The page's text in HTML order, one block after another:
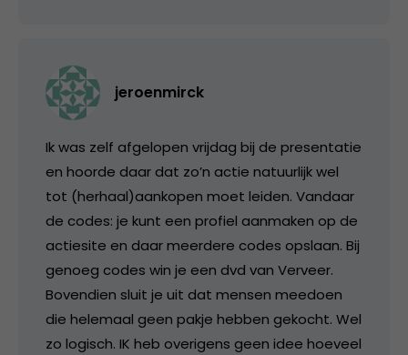
jeroenmirck
Ik was zelf afgelopen vrijdag bij de presentatie
en hoorde daar dat zo’n actie natuurlijk wel
tot (herhaal)aankopen moet leiden. Vandaar
de codes: je kunt een profiel aanmaken op de
actiesite en daar meerdere codes opslaan. Bij
genoeg codes win je een dvd van Verveer.
Bovendien sluit je uit dat mensen meedoen
die helemaal geen pakje hebben gekocht. Wel
zo logisch. IK heb overigens geen idee hoeveel